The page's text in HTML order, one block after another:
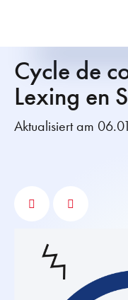
Cycle de
Lexing en
Aktualisiert am